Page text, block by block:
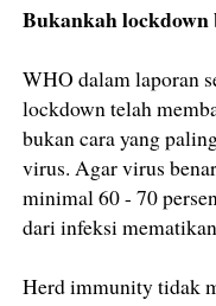
Bukankah lockdown
WHO dalam laporan
lockdown telah
bukan cara yang
virus. Agar virus
minimal 60 - 70
dari infeksi
Herd immunity tidak